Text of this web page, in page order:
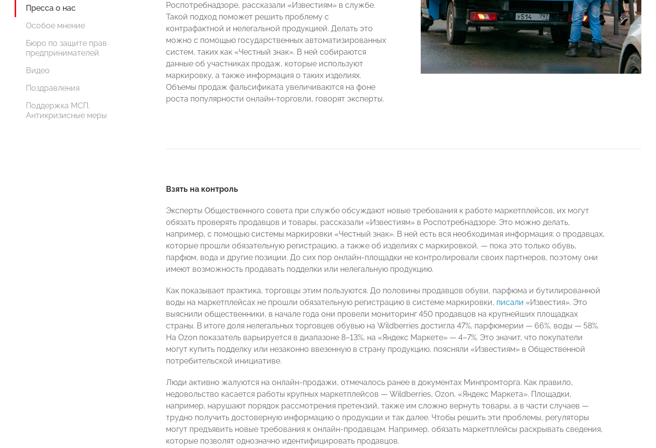
Пресса о нас
Особое мнение
Бюро по защите прав
предпринимателей
Видео
Поздравления
Поддержка МСП.
Антикризисные меры
Роспотребнадзоре, рассказали «Известиям» в службе.
Такой подход поможет решить проблему с
контрафактной и нелегальной продукцией. Делать это
можно с помощью государственных автоматизированных
систем, таких как «Честный знак». В ней собираются
данные об участниках продаж, которые используют
маркировку, а также информация о таких изделиях.
Объемы продаж фальсификата увеличиваются на фоне
роста популярности онлайн-торговли, говорят эксперты.
Взять на контроль
Эксперты Общественного совета при службе обсуждают новые требования к работе маркетплейсов, их могут
обязать проверять продавцов и товары, рассказали «Известиям» в Роспотребнадзоре. Это можно делать,
например, с помощью системы маркировки «Честный знак». В ней есть вся необходимая информация: о продавцах,
которые прошли обязательную регистрацию, а также об изделиях с маркировкой, — пока это только обувь,
парфюм, вода и другие позиции. До сих пор онлайн-площадки не контролировали своих партнеров, поэтому они
имеют возможность продавать подделки или нелегальную продукцию.
Как показывает практика, торговцы этим пользуются. До половины продавцов обуви, парфюма и бутилированной
воды на маркетплейсах не прошли обязательную регистрацию в системе маркировки, писали «Известия». Это
выяснили общественники, в начале года они провели мониторинг 450 продавцов на крупнейших площадках
страны. В итоге доля нелегальных торговцев обувью на Wildberries достигла 47%, парфюмерии — 66%, воды — 58%.
На Ozon показатель варьируется в диапазоне 8–13%, на «Яндекс Маркете» — 4–7%. Это значит, что покупатели
могут купить подделку или незаконно ввезенную в страну продукцию, поясняли «Известиям» в Общественной
потребительской инициативе.
Люди активно жалуются на онлайн-продажи, отмечалось ранее в документах Минпромторга. Как правило,
недовольство касается работы крупных маркетплейсов — Wildberries, Ozon, «Яндекс Маркета». Площадки,
например, нарушают порядок рассмотрения претензий, также им сложно вернуть товары, а в части случаев —
трудно получить достоверную информацию о продукции и так далее. Чтобы решить эти проблемы, регуляторы
могут предъявить новые требования к онлайн-продавцам. Например, обязать маркетплейсы раскрывать сведения,
которые позволят однозначно идентифицировать продавцов.